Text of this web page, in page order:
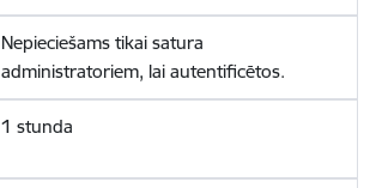
Nepieciešams tikai satura
administratoriem, lai autentificētos.
1 stunda